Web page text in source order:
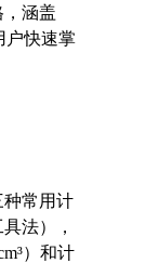
涵盖
户快速掌
种常用计
法），
）和计